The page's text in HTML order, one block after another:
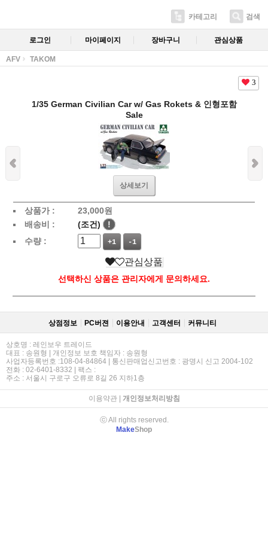
카테고리 검색
로그인 마이페이지 장바구니 관심상품
AFV TAKOM
3
1/35 German Civilian Car w/ Gas Rokets & 인형포함
Sale
상세보기
상품가 : 23,000원
배송비 :
(조건)
!
수량 :
+1 -1
관심상품
선택하신 상품은 관리자에게 문의하세요.
상점정보 PC버젼 이용안내 고객센터 커뮤니티
상호명 : 레인보우 트레이드
대표 : 송원형 | 개인정보 보호 책임자 : 송원형
사업자등록번호 :108-04-84864 | 통신판매업신고번호 : 광명시 신고 2004-102
전화 : 02-6401-8332 | 팩스 :
주소 : 서울시 구로구 오류로 8길 26 지하1층
이용약관| 개인정보처리방침
ⓒ All rights reserved.
MakeShop